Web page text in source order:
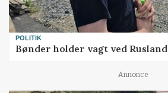
POLITIK
Bønder holder vagt ved Rusland
Annonce